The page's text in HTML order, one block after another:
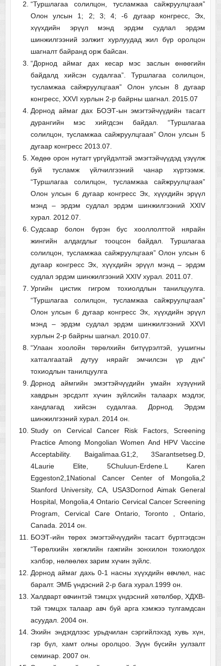
“Туршлагаа солилцон, тусламжаа сайжруулцгаая”
Олон улсын 1; 2; 3; 4; -6 дугаар конгресс, Эх,
хүүхдийн эрүүл мэнд эрдэм судлал эрдэм
шинжилгээний ээлжит хурлуудад жил бүр оролцон
шагналт байранд орж байсан.
“Дорнод аймаг дах кесар мэс заслын өнөөгийн
байдалд хийсэн судалгаа”. Туршлагаа солилцон,
тусламжаа сайжруулцгаая” Олон улсын 8 дугаар
конгресс, XXVI хурлын 2-р байрны шагнал. 2015.07
Дорнод аймаг дах БОЭТ-ын эмэгтэйчүүдийн тасагт
дурангийн мэс хийгдсэн байдал. “Туршлагаа
солилцон, тусламжаа сайжруулцгаая” Олон улсын 5
дугаар конгресс 2013.07.
Хөдөө орон нутагт үргүйдэлтэй эмэгтэйчүүдэд үзүүлж
буй тусламж үйлчилгээний чанар хүртээмж.
“Туршлагаа солилцон, тусламжаа сайжруулцгаая”
Олон улсын 6 дугаар конгресс Эх, хүүхдийн эрүүл
мэнд – эрдэм судлал эрдэм шинжилгээний XXIV
хурал. 2012.07.
Судсаар болон бүрэн бус хооллолттой нярайн
жингийн алдагдлыг тооцсон байдал. Туршлагаа
солилцон, тусламжаа сайжруулцгаая” Олон улсын 6
дугаар конгресс Эх, хүүхдийн эрүүл мэнд – эрдэм
судлал эрдэм шинжилгээний XXIV хурал. 2011.07.
Ургийн цистик гигром тохиолдлын танилцуулга.
“Туршлагаа солилцон, тусламжаа сайжруулцгаая”
Олон улсын 6 дугаар конгресс Эх, хүүхдийн эрүүл
мэнд – эрдэм судлал эрдэм шинжилгээний XXVI
хурлын 2-р байрны шагнал. 2010.07.
“Улаан хоолойн төрөлхийн битүүрэлтэй, уушигны
хатгалгаатай дутуу нярайг эмчилсэн үр дүн“
тохиодлын танилцуулга
Дорнод аймгийн эмэгтэйчүүдийн умайн хүзүүний
хавдрын эрсдэлт хүчин зүйлсийн талаарх мэдлэг,
хандлагад хийсэн судалгаа. Дорнод. Эрдэм
шинжилгээний хурал. 2014 он.
Study on Cervical Cancer Risk Factors, Screening
Practice Among Mongolian Women And HPV Vaccine
Acceptability. Baigalimaa.G1;2, 3Sarantsetseg.D,
4Laurie Elite, 5Chuluun-Erdene.L Karen
Eggeston2,1National Cancer Center of Mongolia,2
Stanford University, CA, USA3Dornod Aimak General
Hospital, Mongolia,4 Ontario Cervical Cancer Screening
Program, Cervical Care Ontario, Toronto , Ontario,
Canada. 2014 он.
БОЭТ-ийн төрөх эмэгтэйчүүдийн тасагт бүртгэгдсэн
“Төрөлхийн хөгжлийн гажгийн зонхилон тохиолдох
хэлбэр, нөлөөлөх зарим хүчин зүйлс.
Дорнод аймаг дахь 0-1 насны хүүхдийн өвчлөл, нас
баралт. ЭМБ үндэсний 2-р бага хурал.1999 он.
Халдварт өвчинтэй тэмцэх үндэсний хөтөлбөр, ХДХВ-
тэй тэмцэх талаар авч буй арга хэмжээ тулгамдсан
асуудал. 2004 он.
Эхийн эндэгдлээс урьдчилан сэргийлэхэд хувь хүн,
гэр бүл, хамт олны оролцоо. Зүүн бүсийн уулзалт
семинар. 2007 он.